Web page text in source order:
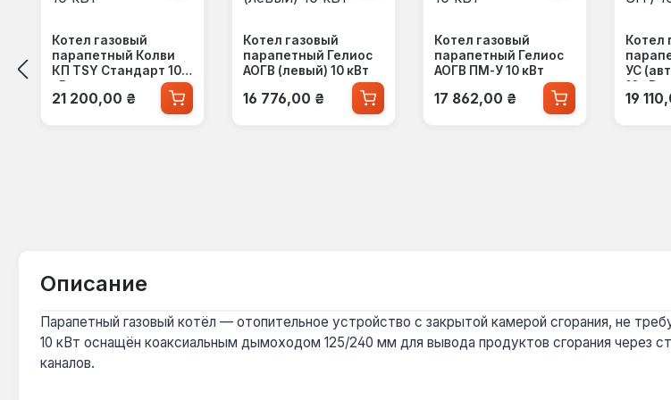
Котел газовый
парапетный Колви
КП TSY Стандарт 10
кВт
Обычная цена:
21 200,00 ₴
Котел газовый
парапетный Гелиос
АОГВ (левый) 10 кВт
Обычная цена:
16 776,00 ₴
Котел газовый
парапетный Гелиос
АОГВ ПМ-У 10 кВт
Обычная цена:
17 862,00 ₴
Котел
УС
10 кВт
19
Описание
Парапетный газовый котёл — отопительное устройство с закрытой камерой сгорания, не
10 кВт оснащён коаксиальным дымоходом 125/240 мм для вывода продуктов сгорания через
каналов.